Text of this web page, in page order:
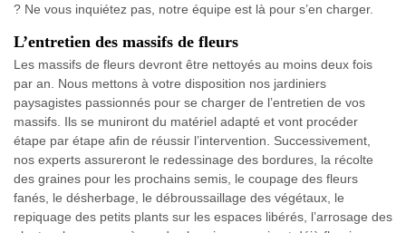
? Ne vous inquiétez pas, notre équipe est là pour s’en charger.
L’entretien des massifs de fleurs
Les massifs de fleurs devront être nettoyés au moins deux fois
par an. Nous mettons à votre disposition nos jardiniers
paysagistes passionnés pour se charger de l’entretien de vos
massifs. Ils se muniront du matériel adapté et vont procéder
étape par étape afin de réussir l’intervention. Successivement,
nos experts assureront le redessinage des bordures, la récolte
des graines pour les prochains semis, le coupage des fleurs
fanés, le désherbage, le débroussaillage des végétaux, le
repiquage des petits plants sur les espaces libérés, l’arrosage des